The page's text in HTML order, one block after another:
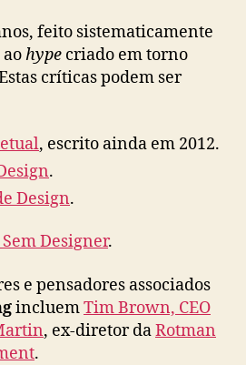
feito sistematicamente
aohype criado em torno
críticas podem ser
, escrito ainda em 2012.
.
Design.
Designer.
e pensadores associados
incluemTim Brown, CEO
, ex-diretor daRotman
.